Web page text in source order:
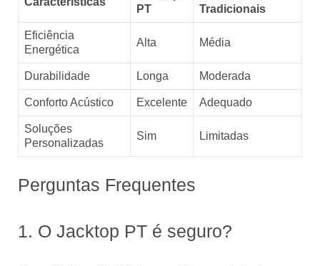
PT
Tradicionais
Eficiência
Energética
Alta Média
Durabilidade Longa Moderada
Conforto Acústico Excelente Adequado
Soluções
Personalizadas
Sim Limitadas
Perguntas Frequentes
1. O Jacktop PT é seguro?